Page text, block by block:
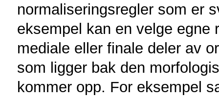
normaliseringsregler som er
eksempel kan en velge egne
mediale eller finale deler av
som ligger bak den
kommer opp. For eksempel